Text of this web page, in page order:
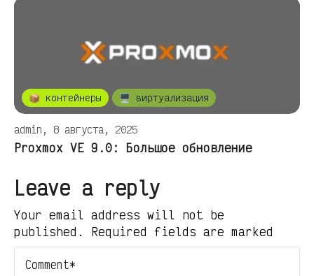
📦 контейнеры 🖥️ виртуализация
admin, 8 августа, 2025
Proxmox VE 9.0: Большое обновление
Leave a reply
Your email address will not be
published. Required fields are marked